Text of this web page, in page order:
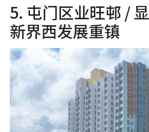
5. 屯门区业旺邨 / 显
新界西发展重镇